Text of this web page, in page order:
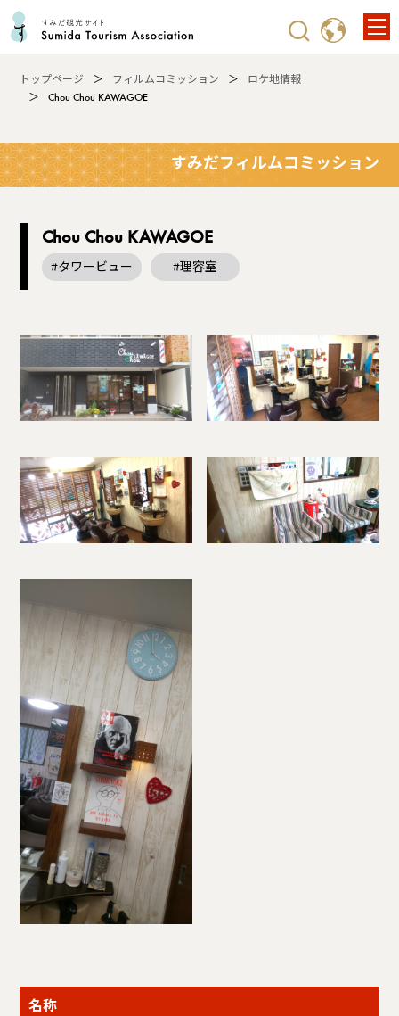
トップページ フィルムコミッション
ロケ地情報
Chou Chou KAWAGOE
すみだフィルムコミッション
Chou Chou KAWAGOE
#タワービュー #理容室
名称